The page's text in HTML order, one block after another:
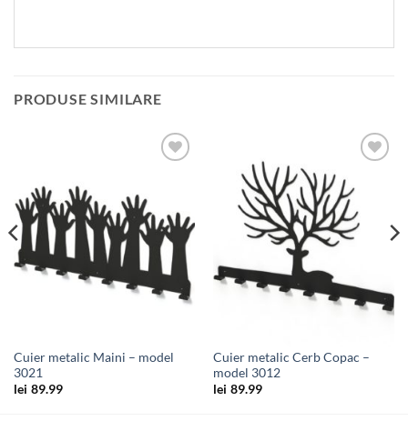
PRODUSE SIMILARE
Cuier metalic Maini – model
3021
lei 89.99
wishlist
Cuier metalic Cerb Copac –
model 3012
lei 89.99